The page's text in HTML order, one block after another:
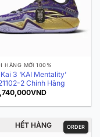
HÃNG MỚI 100%
3 ‘KAI Mentality’
2 Chính Hãng
VND
ORDER
HẾT HÀNG